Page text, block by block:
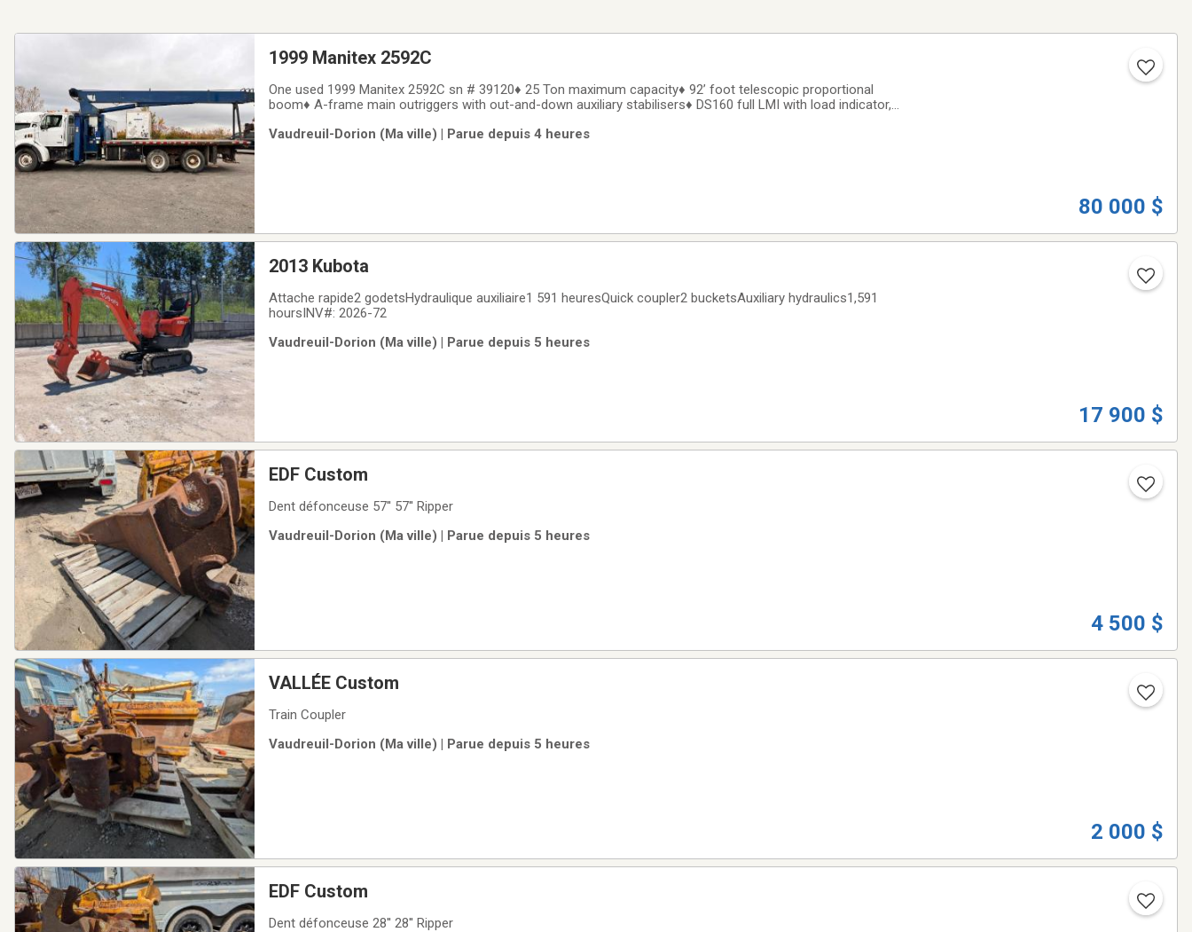
1999 Manitex 2592C
One used 1999 Manitex 2592C sn # 39120♦ 25 Ton maximum capacity♦ 92’ foot telescopic proportional
boom♦ A-frame main outriggers with out-and-down auxiliary stabilisers♦ DS160 full LMI with load indicator,
aluminum toolbox♦ Two outrigger pad
Vaudreuil-Dorion (Ma ville) | Parue depuis 4 heures
80 000 $
2013 Kubota
Attache rapide2 godetsHydraulique auxiliaire1 591 heuresQuick coupler2 bucketsAuxiliary hydraulics1,591
hoursINV#: 2026-72
Vaudreuil-Dorion (Ma ville) | Parue depuis 5 heures
17 900 $
EDF Custom
Dent défonceuse 57'' 57'' Ripper
Vaudreuil-Dorion (Ma ville) | Parue depuis 5 heures
4 500 $
VALLÉE Custom
Train Coupler
Vaudreuil-Dorion (Ma ville) | Parue depuis 5 heures
2 000 $
EDF Custom
Dent défonceuse 28'' 28'' Ripper